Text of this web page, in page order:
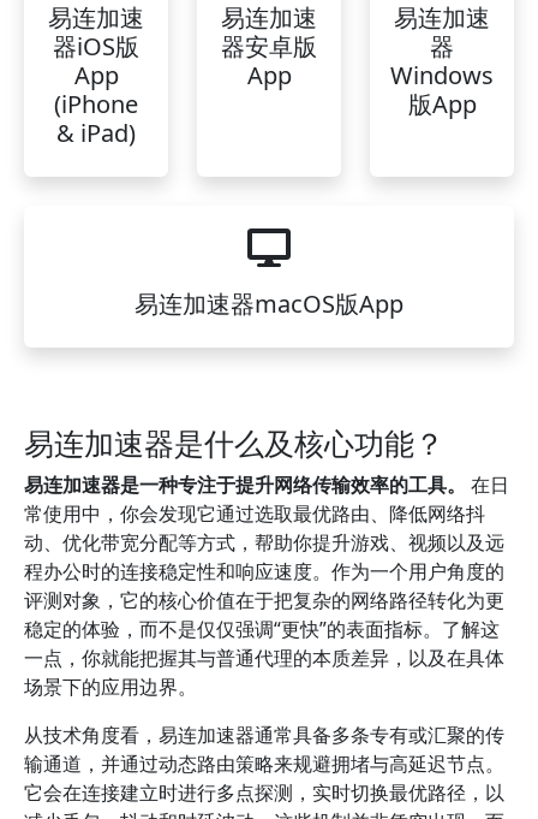
易连加速
器iOS版
App
(iPhone
& iPad)
易连加速
器安卓版
App
易连加速
器
Windows
版App
易连加速器macOS版App
易连加速器是什么及核心功能？
易连加速器是一种专注于提升网络传输效率的工具。
在日
常使用中，你会发现它通过选取最优路由、降低网络抖
动、优化带宽分配等方式，帮助你提升游戏、视频以及远
程办公时的连接稳定性和响应速度。作为一个用户角度的
评测对象，它的核心价值在于把复杂的网络路径转化为更
稳定的体验，而不是仅仅强调“更快”的表面指标。了解这
一点，你就能把握其与普通代理的本质差异，以及在具体
场景下的应用边界。
从技术角度看，易连加速器通常具备多条专有或汇聚的传
输通道，并通过动态路由策略来规避拥堵与高延迟节点。
它会在连接建立时进行多点探测，实时切换最优路径，以